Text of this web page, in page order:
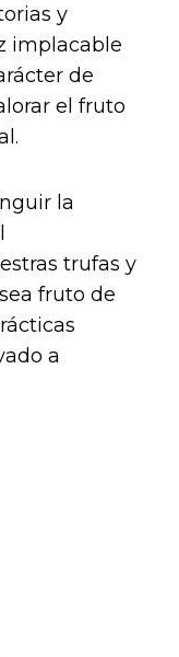
y
implacable
de
el fruto
la
trufas y
fruto de
a